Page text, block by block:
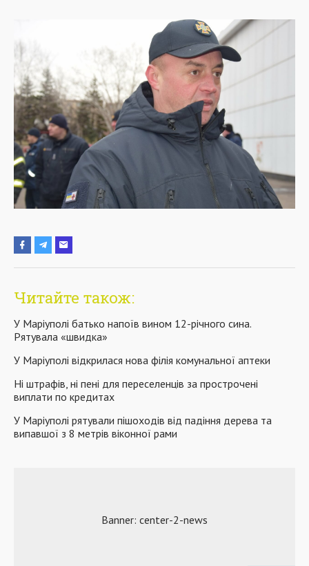
Читайте також:
У Маріуполі батько напоїв вином 12-річного сина.
Рятувала «швидка»
У Маріуполі відкрилася нова філія комунальної аптеки
Ні штрафів, ні пені для переселенців за прострочені
виплати по кредитах
У Маріуполі рятували пішоходів від падіння дерева та
випавшої з 8 метрів віконної рами